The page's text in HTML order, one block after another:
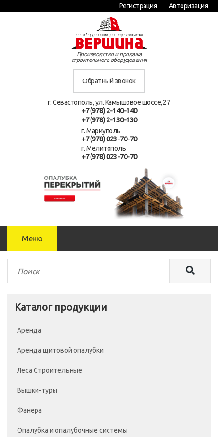
Регистрация Авторизация
Производство и продажа
строительного оборудования
Обратный звонок
г. Севастополь, ул. Камышовое шоссе, 27
+7 (978) 2-140-140
+7 (978) 2-130-130
г. Мариуполь
+7 (978) 023-70-70
г. Мелитополь
+7 (978) 023-70-70
Меню
Каталог продукции
Аренда
Аренда щитовой опалубки
Леса Строительные
Леса рамные
Помосты
Сетка фасадная
Вышки-туры
Вышка-тура ВСП-250/0.7
Вышка-тура ВСП-250/1.2
Фанера
Фанера Россия
Опалубка и опалубочные системы